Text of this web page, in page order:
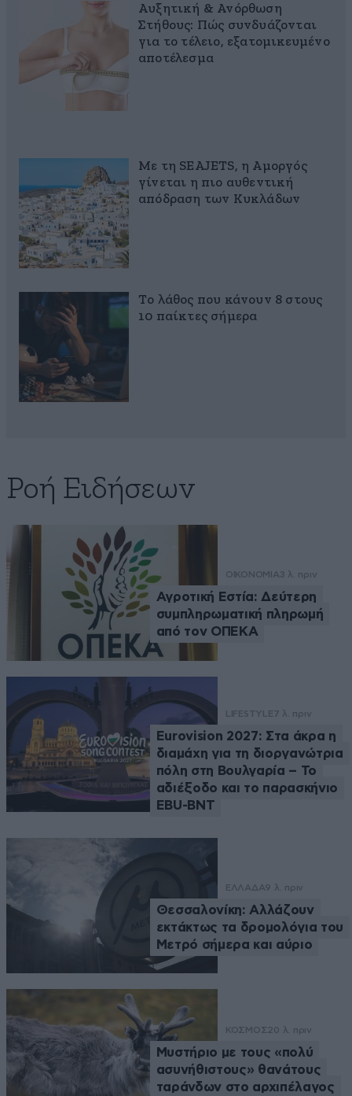
Αυξητική & Ανόρθωση
Στήθους: Πώς συνδυάζονται
για το τέλειο, εξατομικευμένο
αποτέλεσμα
Με τη SEAJETS, η Αμοργός
γίνεται η πιο αυθεντική
απόδραση των Κυκλάδων
Το λάθος που κάνουν 8 στους
10 παίκτες σήμερα
Ροή Ειδήσεων
ΟΙΚΟΝΟΜΙΑ3 λ. πριν
Αγροτική Εστία: Δεύτερη
συμπληρωματική πληρωμή
από τον ΟΠΕΚΑ
LIFESTYLE7 λ. πριν
Eurovision 2027: Στα άκρα η
διαμάχη για τη διοργανώτρια
πόλη στη Βουλγαρία – Το
αδιέξοδο και το παρασκήνιο
EBU-BNT
ΕΛΛΑΔΑ9 λ. πριν
Θεσσαλονίκη: Αλλάζουν
εκτάκτως τα δρομολόγια του
Μετρό σήμερα και αύριο
ΚΟΣΜΟΣ20 λ. πριν
Μυστήριο με τους «πολύ
ασυνήθιστους» θανάτους
ταράνδων στο αρχιπέλαγος